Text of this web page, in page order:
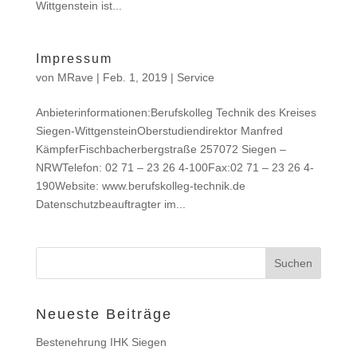
Wittgenstein ist...
Impressum
von MRave | Feb. 1, 2019 | Service
Anbieterinformationen:Berufskolleg Technik des Kreises
Siegen-WittgensteinOberstudiendirektor Manfred
KämpferFischbacherbergstraße 257072 Siegen –
NRWTelefon: 02 71 – 23 26 4-100Fax:02 71 – 23 26 4-
190Website: www.berufskolleg-technik.de
Datenschutzbeauftragter im...
Neueste Beiträge
Bestenehrung IHK Siegen